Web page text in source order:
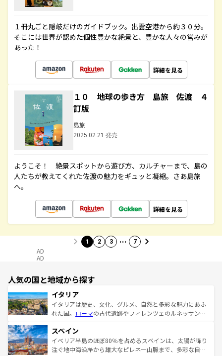
１冊丸ごと隠岐だけのガイドブック。出雲空港から約３０分。
そこには世界が認めた個性豊かな絶景と、豊かな人々の営みが
あった！
詳細を見る
１０ 地球の歩き方 島旅 佐渡 ４
訂版
島旅
2025.02.21 発売
ようこそ！ 絶景スポットから遊び方、カルチャーまで、島の
人たちが教えてくれた佐渡の魅力をギュッと凝縮。さあ島旅
へ。
詳細を見る
1 2 3 … 7
AD
AD
人気の国と地域から探す
イタリア
イタリアは歴史、文化、グルメ、自然と多彩な魅力にあふ
れた国。 ローマの古代遺跡やフィレンツェのルネッサンス
ろん、トスカーナの美しい田園風景やアマルフィ海岸の絶
景など、自然景観も見逃せない。観光の合間には、本場の
ピザやパスタなど、絶品のイタリア料理を堪能することも
スペイン
イベリア半島のほぼ80％を占めるスペインは、太陽が降り
注ぐ地中海沿岸から雄大なピレネー山脈まで、多彩な自然